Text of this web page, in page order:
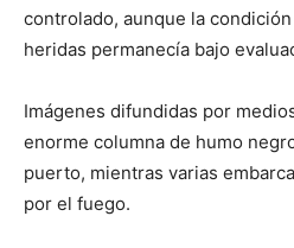
controlado, aunque la
heridas permanecía bajo
Imágenes difundidas por
enorme columna de humo
puerto, mientras varias
por el fuego.